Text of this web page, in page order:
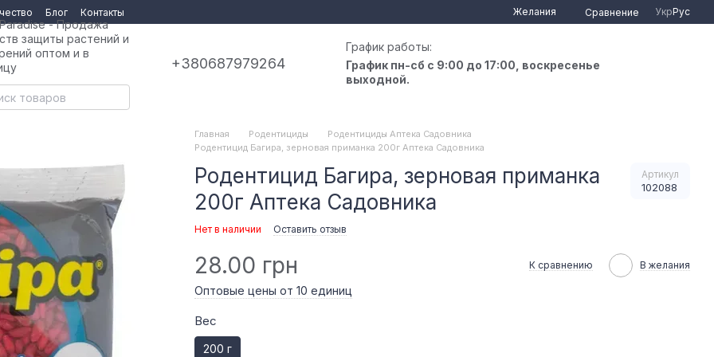
Блог Контакты Желания Сравнение УкрРус
- Продажа
защиты растений и
оптом и в
+380687979264
График работы:
График пн-сб с 9:00 до 17:00, воскресенье
выходной.
Главная Родентициды
Родентициды Аптека Садовника
Родентицид Багира, зерновая приманка 200г Аптека Садовника
Родентицид Багира, зерновая приманка
200г Аптека Садовника
Артикул
102088
Нет в наличии Оставить отзыв
28.00 грн К сравнению В желания
Оптовые цены от 10 единиц
Вес
200 г